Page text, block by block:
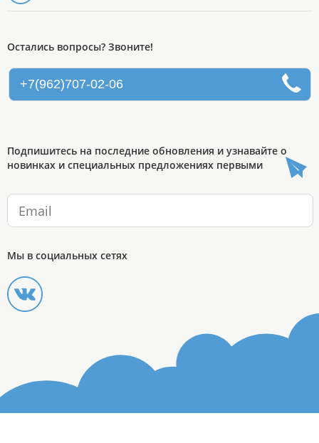
Остались вопросы? Звоните!
+7(962)707-02-06
Подпишитесь на последние обновления и узнавайте о
новинках и специальных предложениях первыми
Мы в социальных сетях